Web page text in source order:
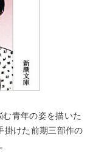
青年の姿を描いた
掛けた前期三部作の